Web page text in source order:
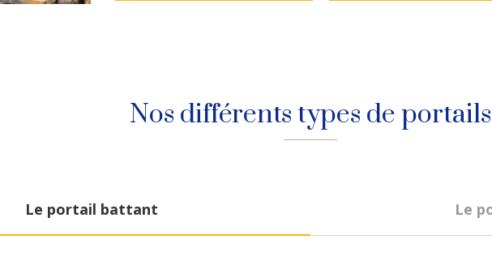
Nos différents types de portails
Le portail battant Le